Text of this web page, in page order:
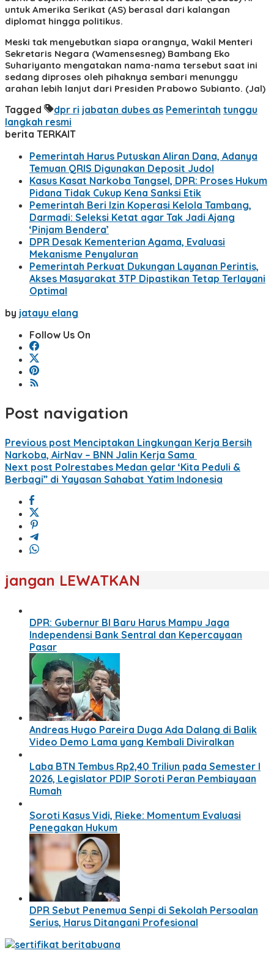
untuk Amerika Serikat (AS) berasal dari kalangan
diplomat hingga politikus.
Meski tak menyebutkan siapa orangnya, Wakil Menteri
Sekretaris Negara (Wamensesneg) Bambang Eko
Suhariyanto mengatakan nama-nama tersebut saat ini
sedang diproses oleh pihaknya sembari menunggu
arahan lebih lanjut dari Presiden Prabowo Subianto. (Jal)
Tagged dpr ri jabatan dubes as Pemerintah tunggu
langkah resmi
berita TERKAIT
Pemerintah Harus Putuskan Aliran Dana, Adanya
Temuan QRIS Digunakan Deposit Judol
Kasus Kasat Narkoba Tangsel, DPR: Proses Hukum
Pidana Tidak Cukup Kena Sanksi Etik
Pemerintah Beri Izin Koperasi Kelola Tambang,
Darmadi: Seleksi Ketat agar Tak Jadi Ajang
‘Pinjam Bendera’
DPR Desak Kementerian Agama, Evaluasi
Mekanisme Penyaluran
Pemerintah Perkuat Dukungan Layanan Perintis,
Akses Masyarakat 3TP Dipastikan Tetap Terlayani
Optimal
by jatayu elang
Follow Us On
Post navigation
Previous post Menciptakan Lingkungan Kerja Bersih
Narkoba, AirNav – BNN Jalin Kerja Sama
Next post Polrestabes Medan gelar ‘Kita Peduli &
Berbagi” di Yayasan Sahabat Yatim Indonesia
jangan LEWATKAN
DPR: Gubernur BI Baru Harus Mampu Jaga
Independensi Bank Sentral dan Kepercayaan
Pasar
Andreas Hugo Pareira Duga Ada Dalang di Balik
Video Demo Lama yang Kembali Diviralkan
Laba BTN Tembus Rp2,40 Triliun pada Semester I
2026, Legislator PDIP Soroti Peran Pembiayaan
Rumah
Soroti Kasus Vidi, Rieke: Momentum Evaluasi
Penegakan Hukum
DPR Sebut Penemua Senpi di Sekolah Persoalan
Serius, Harus Ditangani Profesional